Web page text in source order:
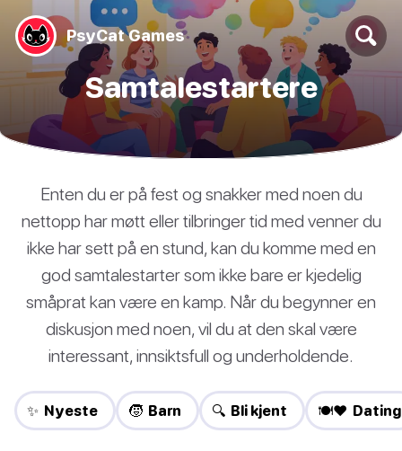
PsyCat Games
Samtalestartere
Enten du er på fest og snakker med noen du
nettopp har møtt eller tilbringer tid med venner du
ikke har sett på en stund, kan du komme med en
god samtalestarter som ikke bare er kjedelig
småprat kan være en kamp. Når du begynner en
diskusjon med noen, vil du at den skal være
interessant, innsiktsfull og underholdende.
✨ Nyeste 🧒 Barn 🔍 Bli kjent 🍽️❤️ Dating